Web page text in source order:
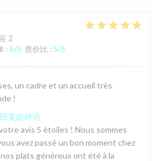
2
: 5/5 质价比 : 5/5
un cadre et un accueil très
!
复此评论
avis 5 étoiles ! Nous sommes
avez passé un bon moment chez
plats généreux ont été à la